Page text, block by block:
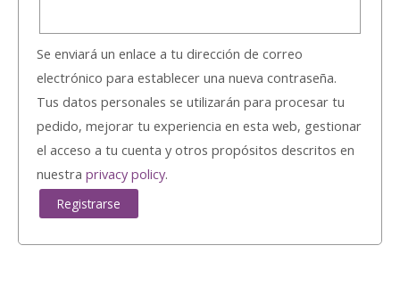
Se enviará un enlace a tu dirección de correo
electrónico para establecer una nueva contraseña.
Tus datos personales se utilizarán para procesar tu
pedido, mejorar tu experiencia en esta web, gestionar
el acceso a tu cuenta y otros propósitos descritos en
nuestra privacy policy.
Registrarse